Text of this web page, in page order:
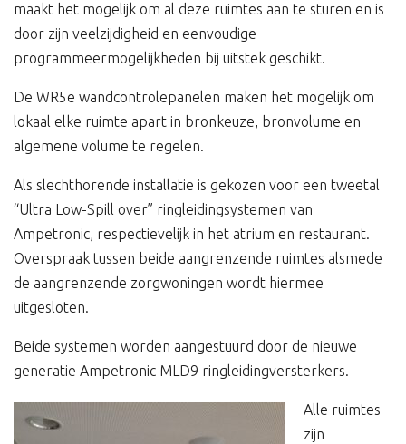
maakt het mogelijk om al deze ruimtes aan te sturen en is
door zijn veelzijdigheid en eenvoudige
programmeermogelijkheden bij uitstek geschikt.
De WR5e wandcontrolepanelen maken het mogelijk om
lokaal elke ruimte apart in bronkeuze, bronvolume en
algemene volume te regelen.
Als slechthorende installatie is gekozen voor een tweetal
“Ultra Low-Spill over” ringleidingsystemen van
Ampetronic, respectievelijk in het atrium en restaurant.
Overspraak tussen beide aangrenzende ruimtes alsmede
de aangrenzende zorgwoningen wordt hiermee
uitgesloten.
Beide systemen worden aangestuurd door de nieuwe
generatie Ampetronic MLD9 ringleidingversterkers.
Alle ruimtes
zijn